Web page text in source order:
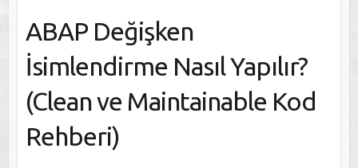
ABAP Değişken
İsimlendirme Nasıl Yapılır?
(Clean ve Maintainable Kod
Rehberi)